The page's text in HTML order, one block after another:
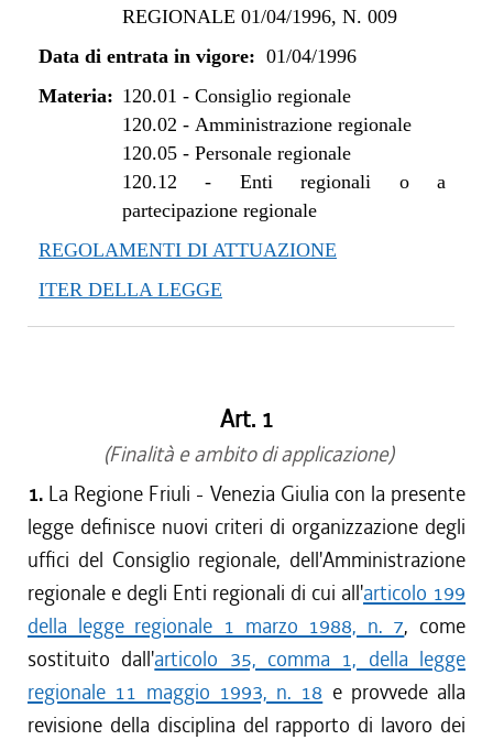
REGIONALE 01/04/1996, N. 009
Data di entrata in vigore: 01/04/1996
Materia: 120.01 - Consiglio regionale
120.02 - Amministrazione regionale
120.05- Personale regionale
120.12 - Enti regionali o a
partecipazione regionale
REGOLAMENTI DI ATTUAZIONE
ITER DELLA LEGGE
Art. 1
(Finalità e ambito di applicazione)
1. La Regione Friuli - Venezia Giulia con la presente
legge definisce nuovi criteri di organizzazione degli
uffici del Consiglio regionale, dell'Amministrazione
regionale e degli Enti regionali di cui all'articolo 199
della legge regionale 1 marzo 1988, n. 7, come
sostituito dall'articolo 35, comma 1, della legge
regionale 11 maggio 1993, n. 18 e provvede alla
revisione della disciplina del rapporto di lavoro dei